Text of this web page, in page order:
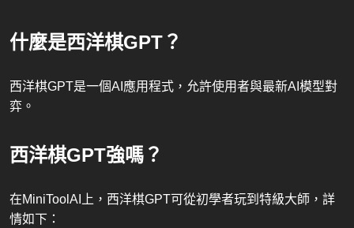
什麼是西洋棋GPT？
西洋棋GPT是一個AI應用程式，允許使用者與最新AI模型對
弈。
西洋棋GPT強嗎？
在MiniToolAI上，西洋棋GPT可從初學者玩到特級大師，詳
情如下：